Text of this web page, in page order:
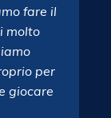
fare il
molto
per
giocare